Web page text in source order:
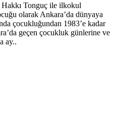
Tonguç ile ilkokul
olarak Ankara’da dünyaya
çocukluğundan 1983’e kadar
geçen çocukluk günlerine ve
ay..